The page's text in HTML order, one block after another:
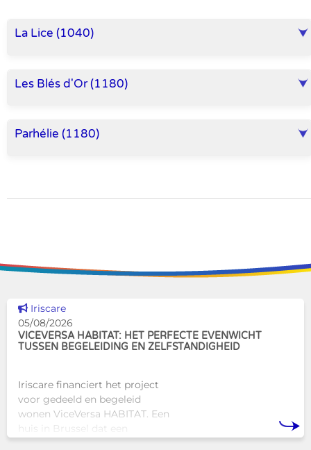
La Lice (1040)
Les Blés d'Or (1180)
Parhélie (1180)
Dit nieuws tonen
Iriscare
05/08/2026
VICEVERSA HABITAT: HET PERFECTE EVENWICHT
TUSSEN BEGELEIDING EN ZELFSTANDIGHEID
Iriscare financiert het project
voor gedeeld en begeleid
wonen ViceVersa HABITAT. Een
huis in Brussel dat een